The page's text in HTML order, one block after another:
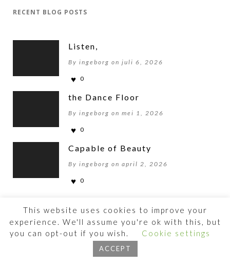
RECENT BLOG POSTS
Listen,
By ingeborg on juli 6, 2026
0
the Dance Floor
By ingeborg on mei 1, 2026
0
Capable of Beauty
By ingeborg on april 2, 2026
0
©2026 BEWOGENBEWEGEN
This website uses cookies to improve your
experience. We'll assume you're ok with this, but
you can opt-out if you wish.
Cookie settings
ACCEPT